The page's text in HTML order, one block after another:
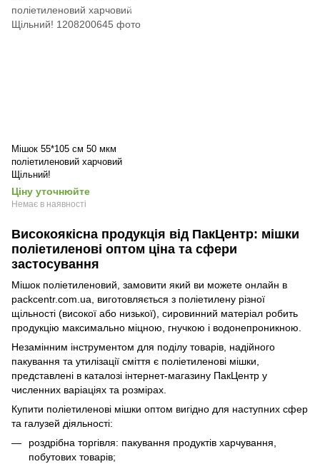
Мішок 55*105 см 50 мкм
поліетиленовий харчовий
Щільний!
Ціну уточнюйте
Немає в наявності
Високоякісна продукція від ПакЦентр: мішки
поліетиленові оптом ціна та сфери
застосування
Мішок поліетиленовий, замовити який ви можете онлайн в
packcentr.com.ua, виготовляється з поліетилену різної
щільності (високої або низької), сировинний матеріал робить
продукцію максимально міцною, гнучкою і водонепроникною.
Незамінним інструментом для поділу товарів, надійного
пакування та утилізації сміття є поліетиленові мішки,
представлені в каталозі інтернет-магазину ПакЦентр у
численних варіаціях та розмірах.
Купити поліетиленові мішки оптом вигідно для наступних сфер
та галузей діяльності:
роздрібна торгівля: пакування продуктів харчування,
побутових товарів;